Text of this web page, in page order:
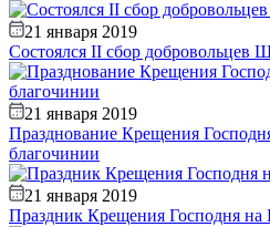
21 января 2019
Состоялся II сбор добровольцев
21 января 2019
Празднование Крещения
благочинии
21 января 2019
Праздник Крещения Господня на